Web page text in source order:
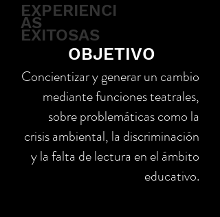
EXPERIENCI
AS
EXITOSAS
OBJETIVO
Concientizar y generar un cambio
mediante funciones teatrales,
sobre problemáticas como la
crisis ambiental, la discriminación
y la falta de lectura en el ámbito
educativo.